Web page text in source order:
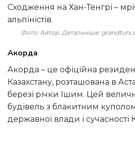
Сходження на Хан-Тенгрі –
альпіністів.
Фото: Автор. Детальніше:
Акорда
Акорда – це офіційна резиденція президента
Казахстану, розташована в
березі річки Ішим. Цей
будівель з блакитним
державної влади і сучасності